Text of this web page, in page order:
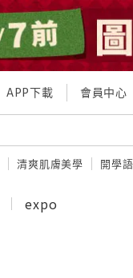
APP下載 會員中心
清爽肌膚美學 開學
expo